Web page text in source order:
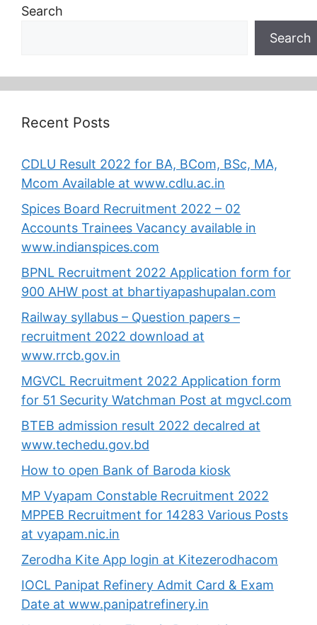
Search
Search
Recent Posts
CDLU Result 2022 for BA, BCom, BSc, MA,
Mcom Available at www.cdlu.ac.in
Spices Board Recruitment 2022 – 02
Accounts Trainees Vacancy available in
www.indianspices.com
BPNL Recruitment 2022 Application form for
900 AHW post at bhartiyapashupalan.com
Railway syllabus – Question papers –
recruitment 2022 download at
www.rrcb.gov.in
MGVCL Recruitment 2022 Application form
for 51 Security Watchman Post at mgvcl.com
BTEB admission result 2022 decalred at
www.techedu.gov.bd
How to open Bank of Baroda kiosk
MP Vyapam Constable Recruitment 2022
MPPEB Recruitment for 14283 Various Posts
at vyapam.nic.in
Zerodha Kite App login at Kitezerodhacom
IOCL Panipat Refinery Admit Card & Exam
Date at www.panipatrefinery.in